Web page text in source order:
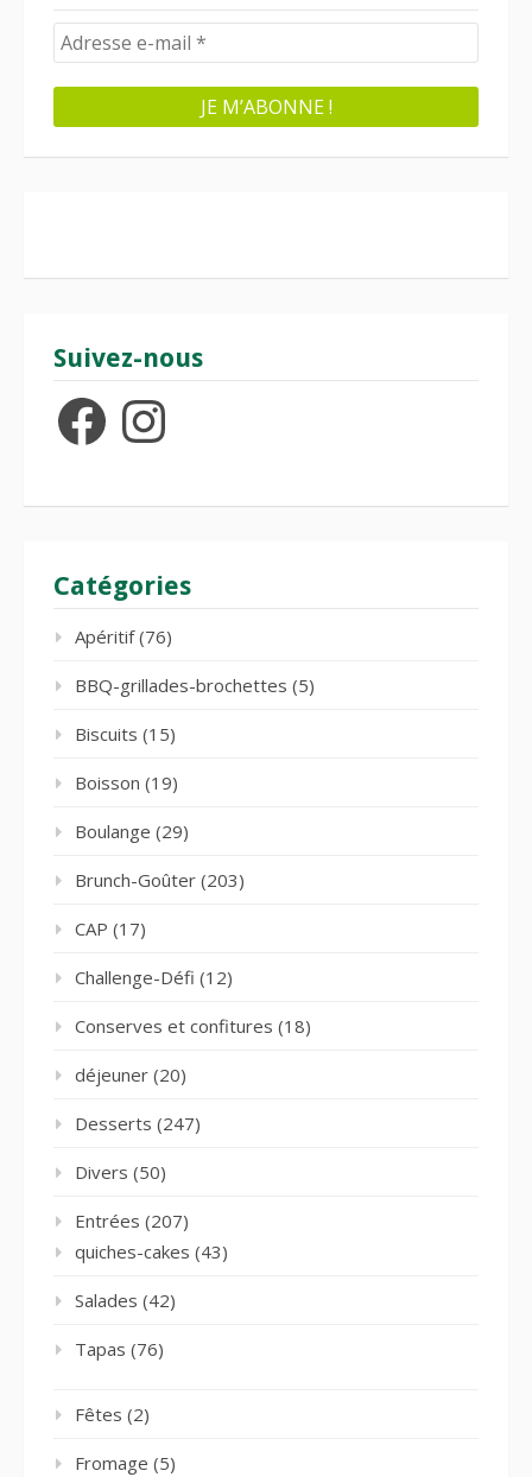
Suivez-nous
FacebookInstagram
Catégories
Apéritif(76)
BBQ-grillades-brochettes (5)
Biscuits (15)
Boisson (19)
Boulange (29)
Brunch-Goûter (203)
CAP (17)
Challenge-Défi (12)
Conserves et confitures (18)
déjeuner (20)
Desserts (247)
Divers (50)
Entrées (207)
quiches-cakes (43)
Salades (42)
Tapas (76)
Fêtes (2)
Fromage (5)